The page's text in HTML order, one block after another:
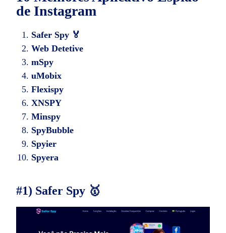
de Instagram
Safer Spy 🏅
Web Detetive
mSpy
uMobix
Flexispy
XNSPY
Minspy
SpyBubble
Spyier
Spyera
#1) Safer Spy 🥇